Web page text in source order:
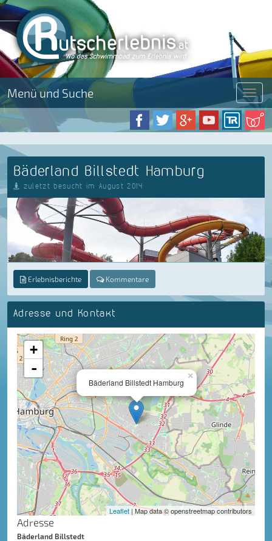
Menü und Suche Menü
Bäderland Billstedt Hamburg
zuletzt besucht im August 2014
Erlebnisberichte Kommentare
Adresse und Kontakt
×
Bäderland Billstedt Hamburg
+
-
Leaflet | Map data © openstreetmap contributors
Adresse
Bäderland Billstedt